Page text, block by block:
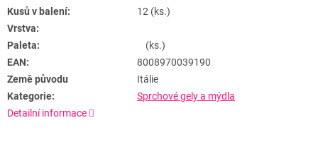
Kusů v balení:
12 (ks.)
Vrstva:
Paleta:
(ks.)
EAN:
8008970039190
Země původu
Itálie
Kategorie:
Sprchové gely a mýdla
Detailní informace